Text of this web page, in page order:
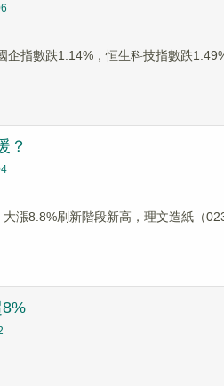
指數跌1.14%，恒生科技指數跌1.49%
？
漲8.8%刷新階段新高，理文造紙（